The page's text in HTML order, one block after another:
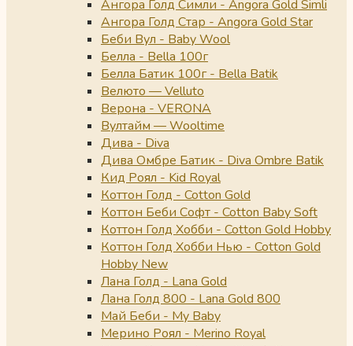
Ангора Голд Симли - Angora Gold Simli
Ангора Голд Стар - Angora Gold Star
Беби Вул - Baby Wool
Белла - Bella 100г
Белла Батик 100г - Bella Batik
Велюто — Velluto
Верона - VERONA
Вултайм — Wooltime
Дива - Diva
Дива Омбре Батик - Diva Ombre Batik
Кид Роял - Kid Royal
Коттон Голд - Cotton Gold
Коттон Беби Софт - Cotton Baby Soft
Коттон Голд Хобби - Cotton Gold Hobby
Коттон Голд Хобби Нью - Cotton Gold
Hobby New
Лана Голд - Lana Gold
Лана Голд 800 - Lana Gold 800
Май Беби - My Baby
Мерино Роял - Merino Royal